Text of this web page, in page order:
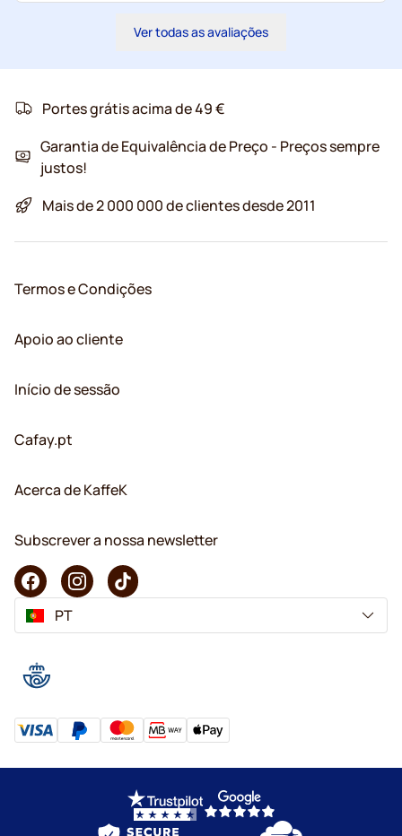
Ver todas as avaliações
Portes grátis acima de 49 €
Garantia de Equivalência de Preço - Preços sempre
justos!
Mais de 2 000 000 de clientes desde 2011
Termos e Condições
Apoio ao cliente
Início de sessão
Cafay.pt
Acerca de KaffeK
Subscrever a nossa newsletter
PT